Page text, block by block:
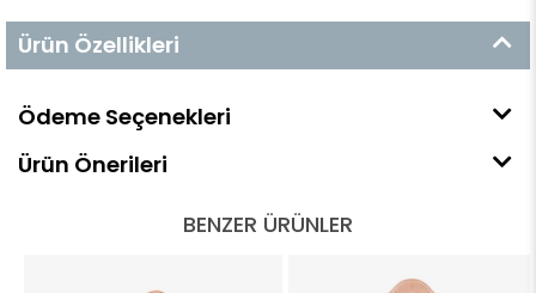
Ürün Özellikleri
Ödeme Seçenekleri
Ürün Önerileri
BENZER ÜRÜNLER